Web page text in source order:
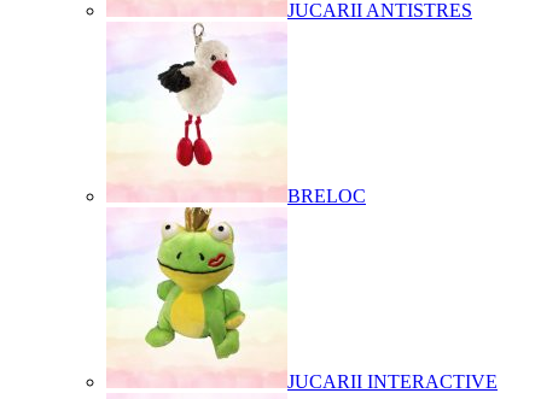
JUCARII ANTISTRES
BRELOC
JUCARII INTERACTIVE